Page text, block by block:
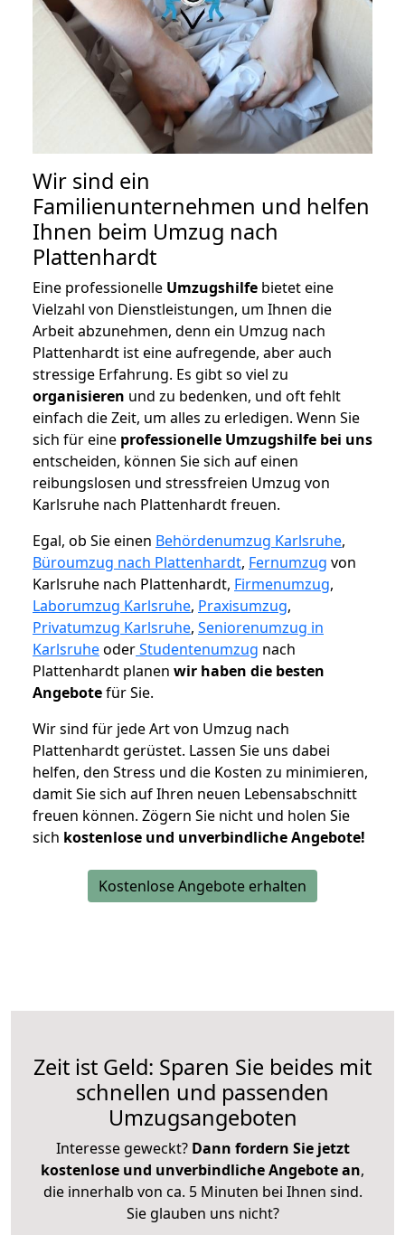
Wir sind ein
Familienunternehmen und helfen
Ihnen beim Umzug nach
Plattenhardt
Eine professionelle Umzugshilfe bietet eine
Vielzahl von Dienstleistungen, um Ihnen die
Arbeit abzunehmen, denn ein Umzug nach
Plattenhardt ist eine aufregende, aber auch
stressige Erfahrung. Es gibt so viel zu
organisieren und zu bedenken, und oft fehlt
einfach die Zeit, um alles zu erledigen. Wenn Sie
sich für eine professionelle Umzugshilfe bei uns
entscheiden, können Sie sich auf einen
reibungslosen und stressfreien Umzug von
Karlsruhe nach Plattenhardt freuen.
Egal, ob Sie einen Behördenumzug Karlsruhe,
Büroumzug nach Plattenhardt, Fernumzug von
Karlsruhe nach Plattenhardt, Firmenumzug,
Laborumzug Karlsruhe, Praxisumzug,
Privatumzug Karlsruhe, Seniorenumzug in
KarlsruheoderStudentenumzug nach
Plattenhardt planen wir haben die besten
Angebotefür Sie.
Wir sind für jede Art von Umzug nach
Plattenhardt gerüstet. Lassen Sie uns dabei
helfen, den Stress und die Kosten zu minimieren,
damit Sie sich auf Ihren neuen Lebensabschnitt
freuen können. Zögern Sie nicht und holen Sie
sich kostenlose und unverbindliche Angebote!
Kostenlose Angebote erhalten
Zeit ist Geld: Sparen Sie beides mit
schnellen und passenden
Umzugsangeboten
Interesse geweckt? Dann fordern Sie jetzt
kostenlose und unverbindliche Angebote an,
die innerhalb von ca. 5 Minuten bei Ihnen sind.
Sie glauben uns nicht?